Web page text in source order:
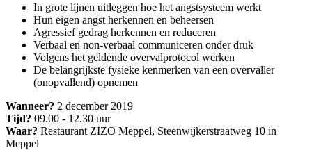
In grote lijnen uitleggen hoe het angstsysteem werkt
Hun eigen angst herkennen en beheersen
Agressief gedrag herkennen en reduceren
Verbaal en non-verbaal communiceren onder druk
Volgens het geldende overvalprotocol werken
De belangrijkste fysieke kenmerken van een overvaller
(onopvallend) opnemen
Wanneer? 2 december 2019
Tijd? 09.00 - 12.30 uur
Waar? Restaurant ZIZO Meppel, Steenwijkerstraatweg 10 in
Meppel